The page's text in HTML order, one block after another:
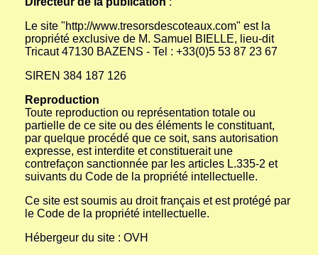
Le site "http://www.tresorsdescoteaux.com" est la
propriété exclusive de M. Samuel BIELLE, lieu-dit
Tricaut 47130 BAZENS - Tel : +33(0)5 53 87 23 67
SIREN 384 187 126
Reproduction
Toute reproduction ou représentation totale ou
partielle de ce site ou des éléments le constituant,
par quelque procédé que ce soit, sans autorisation
expresse, est interdite et constituerait une
contrefaçon sanctionnée par les articles L.335-2 et
suivants du Code de la propriété intellectuelle.
Ce site est soumis au droit français et est protégé par
le Code de la propriété intellectuelle.
Hébergeur du site : OVH